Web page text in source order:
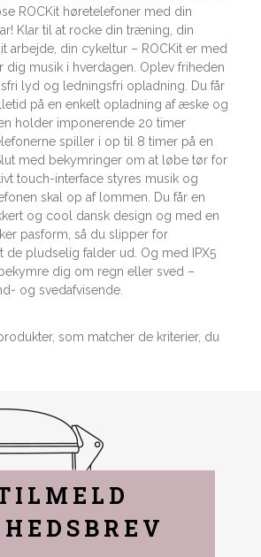
ROCKit høretelefoner med din
Klar til at rocke din træning, din
arbejde, din cykeltur – ROCKit er med
dig musik i hverdagen. Oplev friheden
lyd og ledningsfri opladning. Du får
på en enkelt opladning af æske og
holder imponerende 20 timer
spiller i op til 8 timer på en
med bekymringer om at løbe tør for
touch-interface styres musik og
skal op af lommen. Du får en
og cool dansk design og med en
pasform, så du slipper for
de pludselig falder ud. Og med IPX5
dig om regn eller sved –
og svedafvisende.
som matcher de kriterier, du